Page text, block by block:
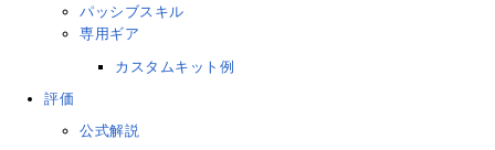
パッシブスキル
専用ギア
カスタムキット例
評価
公式解説